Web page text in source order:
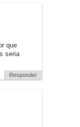
que
seria
Responder